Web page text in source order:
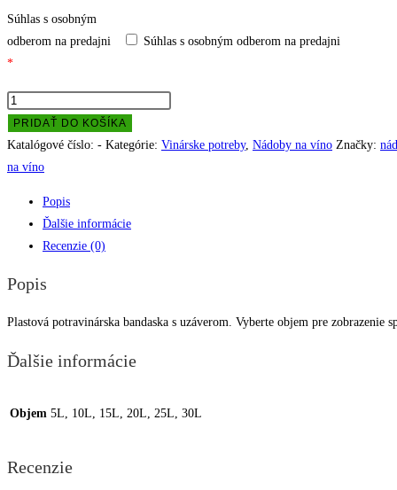
Súhlas s osobným
odberom na predajni
*
Súhlas s osobným odberom na predajni
množstvo
Bandaska
PRIDAŤ DO KOŠÍKA
Katalógové číslo: - Kategórie: Vinárske potreby, Nádoby na víno Značky:
na víno
Popis
Ďalšie informácie
Recenzie (0)
Popis
Plastová potravinárska bandaska s uzáverom. Vyberte objem pre zobrazenie
Ďalšie informácie
Objem 5L, 10L, 15L, 20L, 25L, 30L
Recenzie